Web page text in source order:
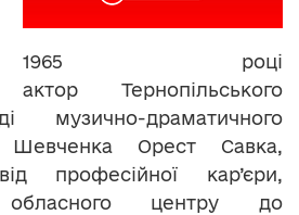
році
актор Тернопільського
музично-драматичного
Орест Савка,
професійної кар’єри,
центру до